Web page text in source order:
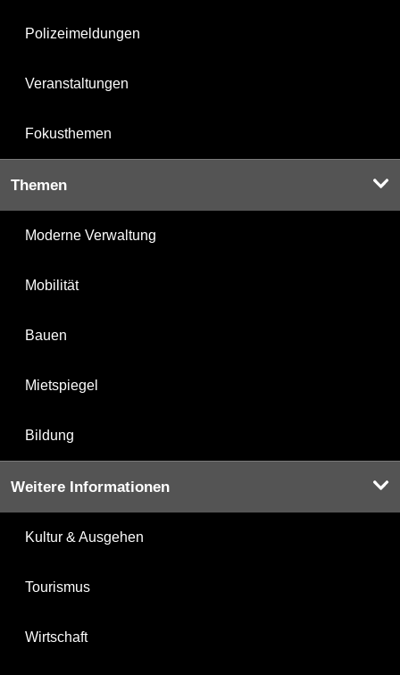
Polizeimeldungen
Veranstaltungen
Fokusthemen
Themen
Moderne Verwaltung
Mobilität
Bauen
Mietspiegel
Bildung
Weitere Informationen
Kultur & Ausgehen
Tourismus
Wirtschaft